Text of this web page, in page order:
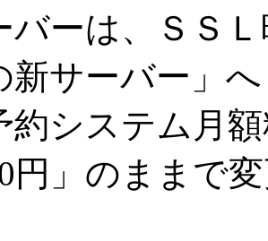
バーは、ＳＳ
新サーバー」
約システム月
円」のままで